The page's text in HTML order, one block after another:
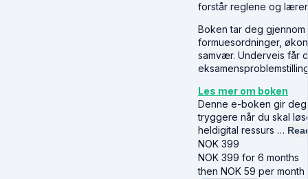
forstår reglene og
Boken tar deg
formuesordninger,
samvær. Underveis får
Les mer om boken
Denne e-boken gir
tryggere når du skal
heldigital ressurs …
NOK 399
NOK 399 for 6 months
then NOK 59 per month